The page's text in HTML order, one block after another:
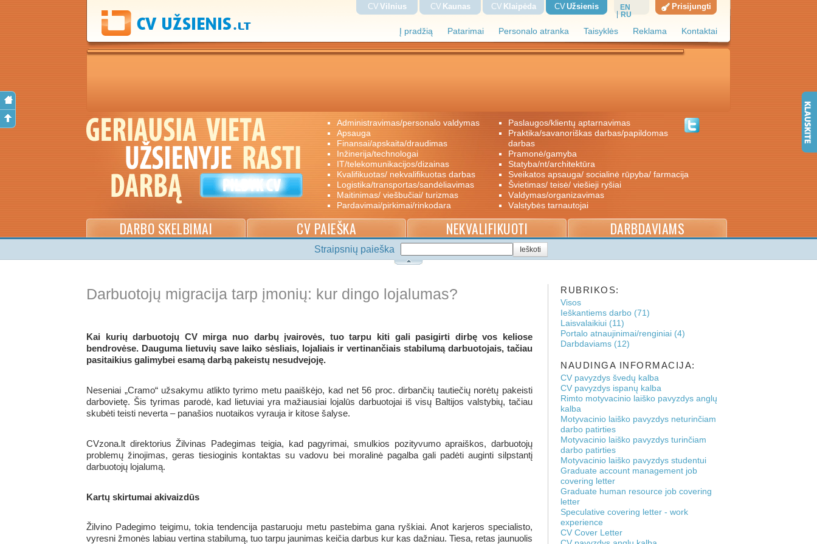
Į pradžią Patarimai Personalo atranka Taisyklės Reklama Kontaktai
CV Vilnius CV Kaunas CV Klaipėda CVUžsienis
EN
RU
Prisijungti
administravimas/personalo valdymas
apsauga
finansai/apskaita/draudimas
inžinerija/technologai
IT/telekomunikacijos/dizainas
kvalifikuotas/ nekvalifikuotas darbas
logistika/transportas/sandėliavimas
maitinimas/ viešbučiai/ turizmas
pardavimai/pirkimai/rinkodara
paslaugos/klientų aptarnavimas
praktika/savanoriškas darbas/papildomas
darbas
pramonė/gamyba
statyba/nt/architektūra
sveikatos apsauga/ socialinė rūpyba/ farmacija
švietimas/ teisė/ viešieji ryšiai
valdymas/organizavimas
valstybės tarnautojai
DARBO SKELBIMAI CV PAIEŠKA NEKVALIFIKUOTI DARBDAVIAMS
Straipsnių paieška
Darbuotojų migracija tarp įmonių: kur dingo lojalumas?
Kai kurių darbuotojų CV mirga nuo darbų įvairovės, tuo tarpu kiti gali pasigirti dirbę vos keliose
bendrovėse. Dauguma lietuvių save laiko sėsliais, lojaliais ir vertinančiais stabilumą darbuotojais, tačiau
pasitaikius galimybei esamą darbą pakeistų nesudvejoję.
Neseniai „Cramo“ užsakymu atlikto tyrimo metu paaiškėjo, kad net 56 proc. dirbančių tautiečių norėtų pakeisti
darbovietę. Šis tyrimas parodė, kad lietuviai yra mažiausiai lojalūs darbuotojai iš visų Baltijos valstybių, tačiau
skubėti teisti neverta – panašios nuotaikos vyrauja ir kitose šalyse.
CVzona.lt direktorius Žilvinas Padegimas teigia, kad pagyrimai, smulkios pozityvumo apraiškos, darbuotojų
problemų žinojimas, geras tiesioginis kontaktas su vadovu bei moralinė pagalba gali padėti auginti silpstantį
darbuotojų lojalumą.
Kartų skirtumai akivaizdūs
Žilvino Padegimo teigimu, tokia tendencija pastaruoju metu pastebima gana ryškiai. Anot karjeros specialisto,
vyresni žmonės labiau vertina stabilumą, tuo tarpu jaunimas keičia darbus kur kas dažniau. Tiesa, retas jaunuolis
RUBRIKOS:
Visos
Ieškantiems darbo (71)
Laisvalaikiui (11)
Portalo atnaujinimai/renginiai (4)
Darbdaviams (12)
NAUDINGA INFORMACIJA:
CV pavyzdys švedų kalba
CV pavyzdys ispanų kalba
Rimto motyvacinio laiško pavyzdys anglų
kalba
Motyvacinio laiško pavyzdys neturinčiam
darbo patirties
Motyvacinio laiško pavyzdys turinčiam
darbo patirties
Motyvacinio laiško pavyzdys studentui
Graduate account management job
covering letter
Graduate human resource job covering
letter
Speculative covering letter - work
experience
CV Cover Letter